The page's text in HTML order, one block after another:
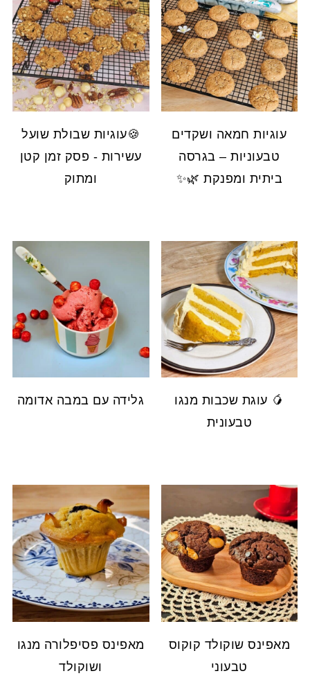
עוגיות חמאה ושקדים
טבעוניות – בגרסה
ביתית ומפנקת 🌿✨
🍪עוגיות שבולת שועל
עשירות - פסק זמן קטן
ומתוק
🥭 עוגת שכבות מנגו
טבעונית
גלידה עם במבה אדומה
מאפינס שוקולד קוקוס
טבעוני
מאפינס פסיפלורה מנגו
ושוקולד